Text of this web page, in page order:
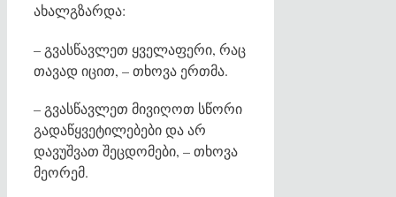
ახალგზარდა:
– გვასწავლეთ ყველაფერი, რაც
თავად იცით, – თხოვა ერთმა.
– გვასწავლეთ მივიღოთ სწორი
გადაწყვეტილებები და არ
დავუშვათ შეცდომები, – თხოვა
მეორემ.